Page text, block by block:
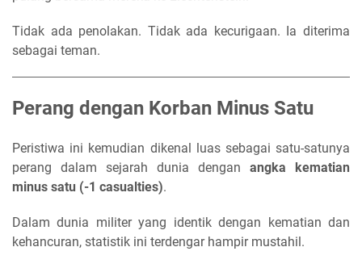
Tidak ada penolakan. Tidak ada kecurigaan. Ia diterima
sebagai teman.
Perang dengan Korban Minus Satu
Peristiwa ini kemudian dikenal luas sebagai satu-satunya
perang dalam sejarah dunia dengan angka kematian
minus satu (-1 casualties).
Dalam dunia militer yang identik dengan kematian dan
kehancuran, statistik ini terdengar hampir mustahil.